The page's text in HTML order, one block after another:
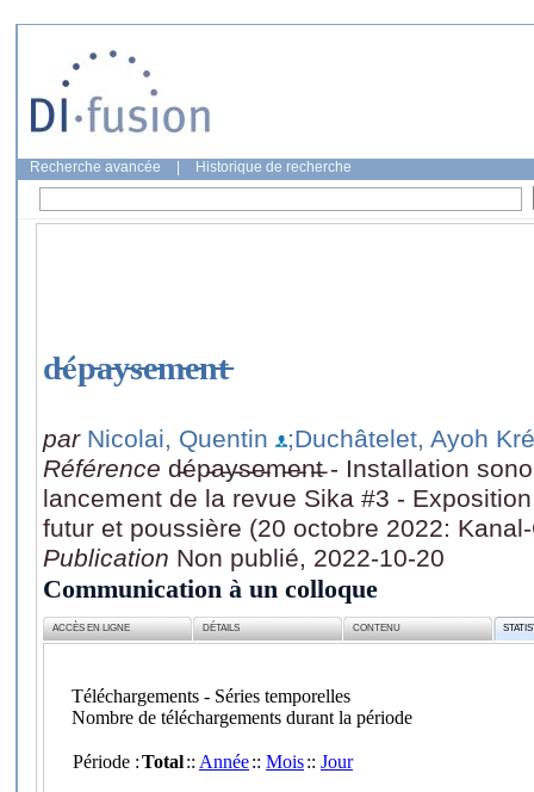
Recherche avancée Historique de recherche
d̵ép̵a̵y̵s̵e̵m̵e̵n̵t̵
par Nicolai, Quentin
;Duchâtelet, Ayoh Kré
Référence d̵ép̵a̵y̵s̵e̵m̵e̵n̵t̵ - Installation
lancement de la revue Sika #3 -
futur et poussière (20 octobre 2022:
Publication Non publié, 2022-10-20
Communication à un colloque
ACCÈS EN LIGNE DÉTAILS CONTENU